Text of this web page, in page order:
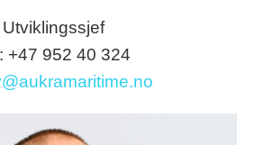
Utviklingssjef
+47 952 40 324